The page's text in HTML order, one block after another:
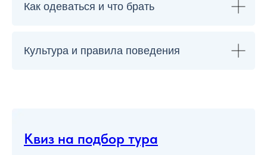
Как одеваться и что брать
Культура и правила поведения
Квиз на подбор тура